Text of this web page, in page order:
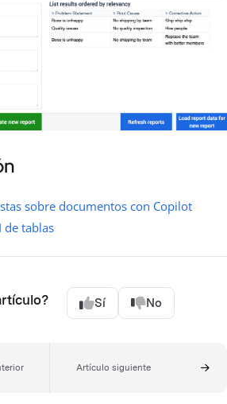
sobre documentos con Copilot
de tablas
Sí No
Artículo siguiente